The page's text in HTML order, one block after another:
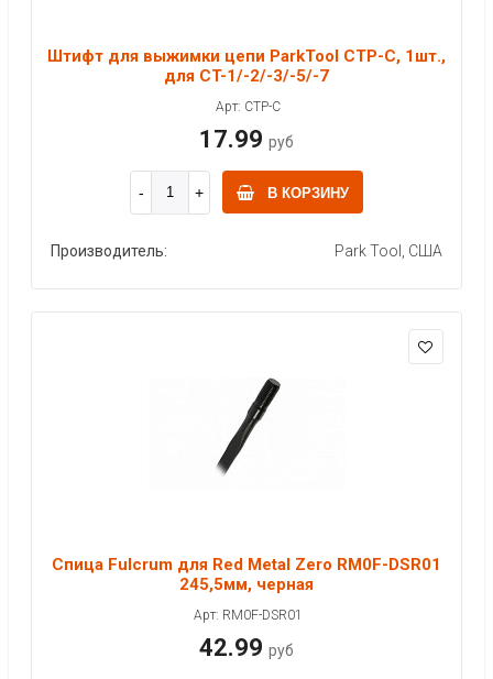
Штифт для выжимки цепи ParkTool CTP-C, 1шт.,
для CT-1/-2/-3/-5/-7
Арт: CTP-C
17.99 руб
В КОРЗИНУ
Производитель: Park Tool, США
Спица Fulcrum для Red Metal Zero RM0F-DSR01
245,5мм, черная
Арт: RM0F-DSR01
42.99 руб